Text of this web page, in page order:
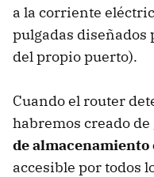
a la corriente
pulgadas diseñados
del propio puerto).
Cuando el router
habremos creado
de almacenamiento
accesible por todos